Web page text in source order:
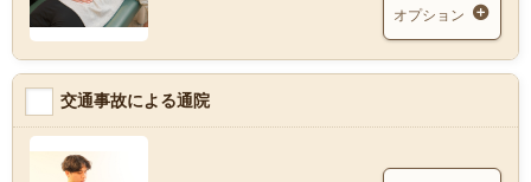
オプション
交通事故による通院